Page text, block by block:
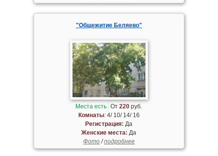
"Общежитие Беляево"
Места есть От220 руб.
Комнаты: 4/ 10/ 14/ 16
Регистрация: Да
Женские места: Да
Фото/подробнее